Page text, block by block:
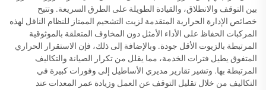
بين التوقف والانطلاق، والقيادة الطويلة على الطرق السريعة. وتتيح
خصائص الإدارة الحرارية المتقدمة لزيت التشحيم الممتاز للنظام الناقل لهذه
المركبات الحفاظ على الأداء الأمثل دون المخاوف المتعلقة بالموثوقية
المرتبطة بالزيوت الأقل جودة. وبالإضافة إلى ذلك، فإن الاستقرار الحراري
المتفوق يطيل فترات الخدمة، مما يقلل من تكرار الصيانة والتكاليف
المرتبطة بها. وتشير تقارير مديري الأساطيل إلى وفورات كبيرة في
التكاليف من خلال تقليل التوقف عن العمل وزيادة عمر المعدات عند